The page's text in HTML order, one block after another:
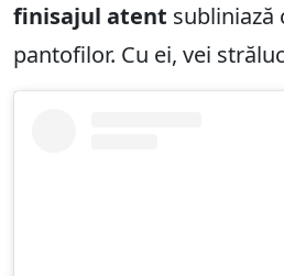
finisajul atent subliniază
pantofilor. Cu ei, vei